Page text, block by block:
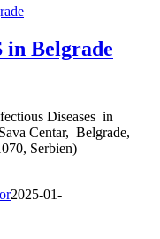
in Belgrade
Diseases in
Centar, Belgrade,
Serbien)
2025-01-